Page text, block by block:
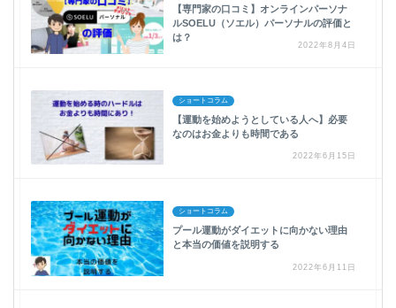
【専門家の口コミ】オンラインパーソナ
ルSOELU（ソエル）パーソナルの評価と
は？
2022年8月4日
ショートコラム
【運動を始めようとしている人へ】必要
なのはお金よりも時間である
2022年6月15日
ショートコラム
プール運動がダイエットに向かない理由
と本当の価値を説明する
2022年6月11日